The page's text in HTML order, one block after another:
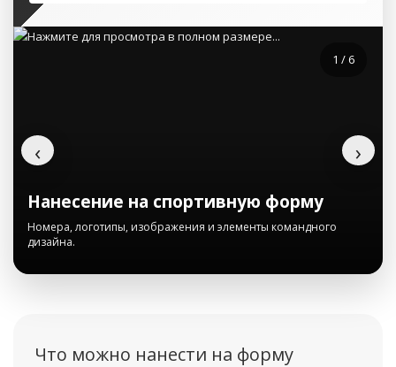
1 / 6
‹
Нанесение на спортивную форму
Номера, логотипы, изображения и элементы командного
дизайна.
›
Что можно нанести на форму